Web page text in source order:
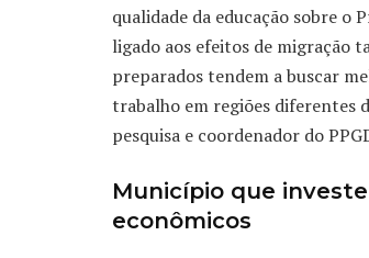
qualidade da educação sobre
ligado aos efeitos de migração
preparados tendem a buscar
trabalho em regiões diferentes
pesquisa e coordenador do
Município que
econômicos